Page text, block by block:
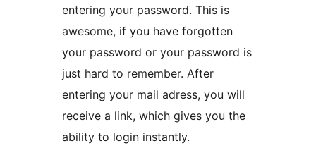
entering your password. This is
awesome, if you have forgotten
your password or your password is
just hard to remember. After
entering your mail adress, you will
receive a link, which gives you the
ability to login instantly.